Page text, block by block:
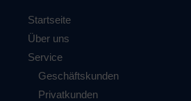
Startseite
Über uns
Service
Geschäftskunden
Privatkunden